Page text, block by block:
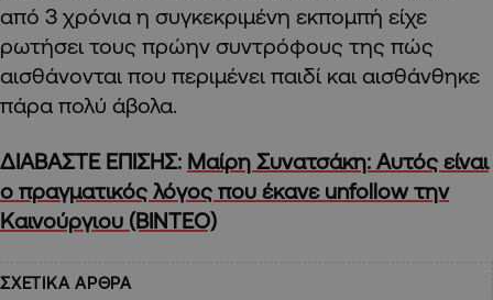
από 3 χρόνια η συγκεκριμένη εκπομπή είχε
ρωτήσει τους πρώην συντρόφους της πώς
αισθάνονται που περιμένει παιδί και αισθάνθηκε
πάρα πολύ άβολα.
ΔΙΑΒΑΣΤΕ ΕΠΙΣΗΣ: Μαίρη Συνατσάκη: Αυτός είναι
ο πραγματικός λόγος που έκανε unfollow την
Καινούργιου (ΒΙΝΤΕΟ)
ΣΧΕΤΙΚΑ ΑΡΘΡΑ